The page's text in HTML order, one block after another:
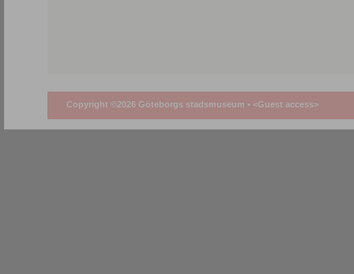
Copyright ©2026 Göteborgs stadsmuseum • <Guest access>